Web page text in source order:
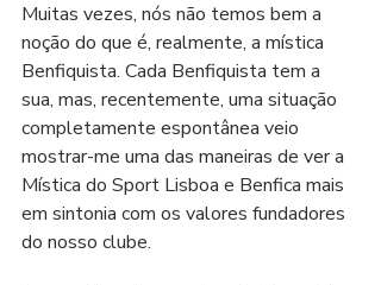
Muitas vezes, nós não temos bem a
noção do que é, realmente, a mística
Benfiquista. Cada Benfiquista tem a
sua, mas, recentemente, uma situação
completamente espontânea veio
mostrar-me uma das maneiras de ver a
Mística do Sport Lisboa e Benfica mais
em sintonia com os valores fundadores
do nosso clube.